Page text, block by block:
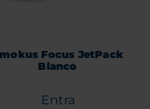
Focus JetPack
Blanco
Entra